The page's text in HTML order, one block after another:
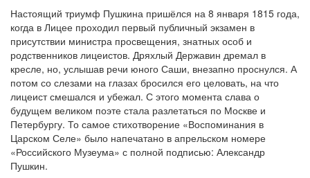
Настоящий триумф Пушкина пришёлся на 8 января 1815 года,
когда в Лицее проходил первый публичный экзамен в
присутствии министра просвещения, знатных особ и
родственников лицеистов. Дряхлый Державин дремал в
кресле, но, услышав речи юного Саши, внезапно проснулся. А
потом со слезами на глазах бросился его целовать, на что
лицеист смешался и убежал. С этого момента слава о
будущем великом поэте стала разлетаться по Москве и
Петербургу. То самое стихотворение «Воспоминания в
Царском Селе» было напечатано в апрельском номере
«Российского Музеума» с полной подписью: Александр
Пушкин.